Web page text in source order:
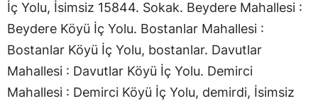
İç Yolu, İsimsiz 15844. Sokak. Beydere Mahallesi :
Beydere Köyü İç Yolu. Bostanlar Mahallesi :
Bostanlar Köyü İç Yolu, bostanlar. Davutlar
Mahallesi : Davutlar Köyü İç Yolu. Demirci
Mahallesi : Demirci Köyü İç Yolu, demirdi, İsimsiz